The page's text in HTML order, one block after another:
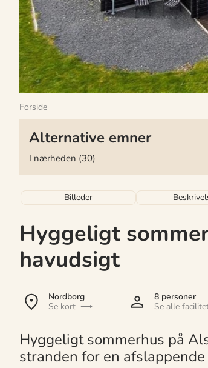
Forside
Alternative emner
I nærheden (30)
Billeder
Hyggeligt
havudsigt
Nordborg
Se kort
8 personer
Se alle
Hyggeligt sommerhus på
stranden for en afslappende